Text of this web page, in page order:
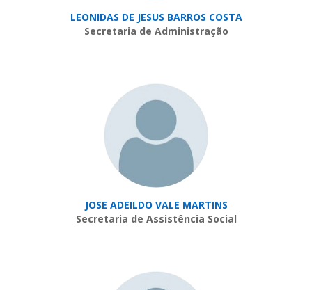
LEONIDAS DE JESUS BARROS COSTA
Secretaria de Administração
JOSE ADEILDO VALE MARTINS
Secretaria de Assistência Social